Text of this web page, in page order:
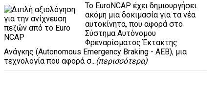
Το EuroNCAP έχει δημιουργήσει
ακόμη μια δοκιμασία για τα νέα
αυτοκίνητα, που αφορά στο
Σύστημα Αυτόνομου
Φρεναρίσματος Έκτακτης
Ανάγκης (Autonomous Emergency Braking - AEB), μια
τεχνολογία που αφορά σ...(περισσότερα)